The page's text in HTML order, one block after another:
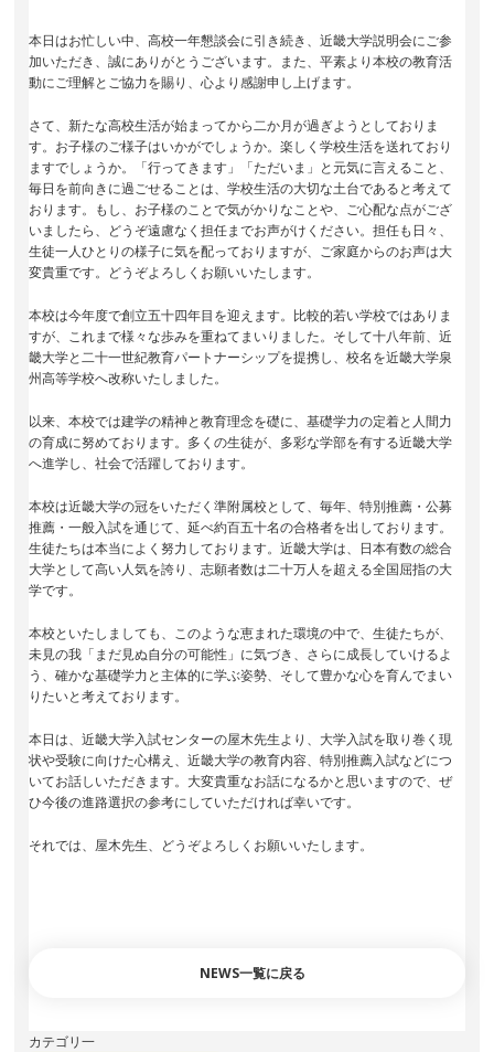
本日はお忙しい中、高校一年懇談会に引き続き、近畿大学説明会にご参
加いただき、誠にありがとうございます。また、平素より本校の教育活
動にご理解とご協力を賜り、心より感謝申し上げます。
さて、新たな高校生活が始まってから二か月が過ぎようとしておりま
す。お子様のご様子はいかがでしょうか。楽しく学校生活を送れており
ますでしょうか。「行ってきます」「ただいま」と元気に言えること、
毎日を前向きに過ごせることは、学校生活の大切な土台であると考えて
おります。もし、お子様のことで気がかりなことや、ご心配な点がござ
いましたら、どうぞ遠慮なく担任までお声がけください。担任も日々、
生徒一人ひとりの様子に気を配っておりますが、ご家庭からのお声は大
変貴重です。どうぞよろしくお願いいたします。
本校は今年度で創立五十四年目を迎えます。比較的若い学校ではありま
すが、これまで様々な歩みを重ねてまいりました。そして十八年前、近
畿大学と二十一世紀教育パートナーシップを提携し、校名を近畿大学泉
州高等学校へ改称いたしました。
以来、本校では建学の精神と教育理念を礎に、基礎学力の定着と人間力
の育成に努めております。多くの生徒が、多彩な学部を有する近畿大学
へ進学し、社会で活躍しております。
本校は近畿大学の冠をいただく準附属校として、毎年、特別推薦・公募
推薦・一般入試を通じて、延べ約百五十名の合格者を出しております。
生徒たちは本当によく努力しております。近畿大学は、日本有数の総合
大学として高い人気を誇り、志願者数は二十万人を超える全国屈指の大
学です。
本校といたしましても、このような恵まれた環境の中で、生徒たちが、
未見の我「まだ見ぬ自分の可能性」に気づき、さらに成長していけるよ
う、確かな基礎学力と主体的に学ぶ姿勢、そして豊かな心を育んでまい
りたいと考えております。
本日は、近畿大学入試センターの屋木先生より、大学入試を取り巻く現
状や受験に向けた心構え、近畿大学の教育内容、特別推薦入試などにつ
いてお話しいただきます。大変貴重なお話になるかと思いますので、ぜ
ひ今後の進路選択の参考にしていただければ幸いです。
それでは、屋木先生、どうぞよろしくお願いいたします。
NEWS一覧に戻る
カテゴリ一